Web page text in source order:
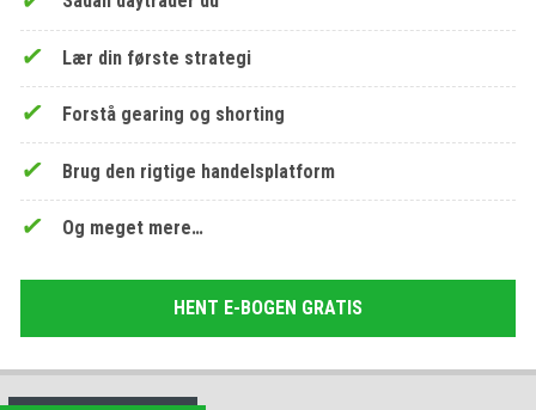
Lær din første strategi
Forstå gearing og shorting
Brug den rigtige handelsplatform
Og meget mere…
HENT E-BOGEN GRATIS